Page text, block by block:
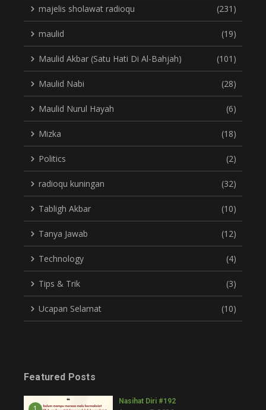
majelis sholawat radioqu (231)
maulid (19)
Maulid Akbar (Satu Hati Di Al-Bahjah) (101)
Maulid Nabi (28)
Maulid Nurul Hayah (6)
Mizka (18)
Politics (2)
radioqu kuningan (32)
Tabligh Akbar (10)
Tanya Jawab (12)
Technology (4)
Tips & Trik (3)
Ucapan Selamat (10)
Featured Posts
Nasihat Diri #192